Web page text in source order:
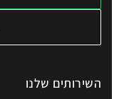
השירותים שלנו